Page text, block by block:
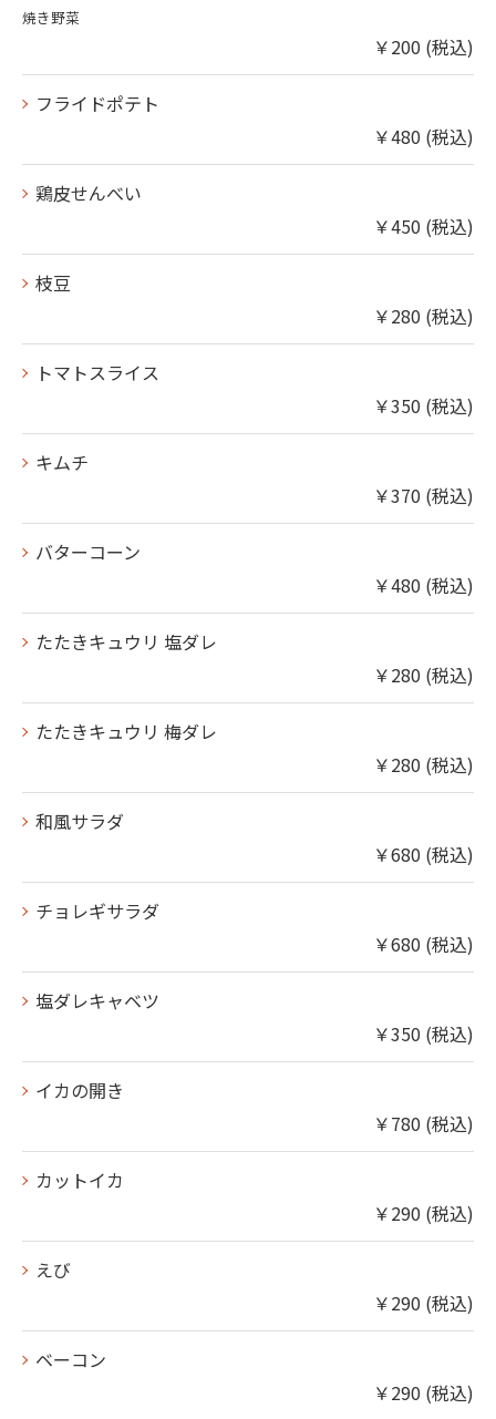
焼き野菜
￥200 (税込)
フライドポテト
￥480 (税込)
鶏皮せんべい
￥450 (税込)
枝豆
￥280 (税込)
トマトスライス
￥350 (税込)
キムチ
￥370 (税込)
バターコーン
￥480 (税込)
たたきキュウリ 塩ダレ
￥280 (税込)
たたきキュウリ 梅ダレ
￥280 (税込)
和風サラダ
￥680 (税込)
チョレギサラダ
￥680 (税込)
塩ダレキャベツ
￥350 (税込)
イカの開き
￥780 (税込)
カットイカ
￥290 (税込)
えび
￥290 (税込)
ベーコン
￥290 (税込)